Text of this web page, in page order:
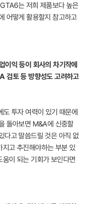
는 저희 제품보다 높은
어떻게 활용할지 참고하고
이익 등이 회사의 차기작에
검토 등 방향성도 고려하고
도 투자 여력이 있기 때문에
돌아보면 M&A에 신중할
다고 말씀드릴 것은 아직 없
고 추진해야하는 부분 있
이 되는 기회가 보인다면